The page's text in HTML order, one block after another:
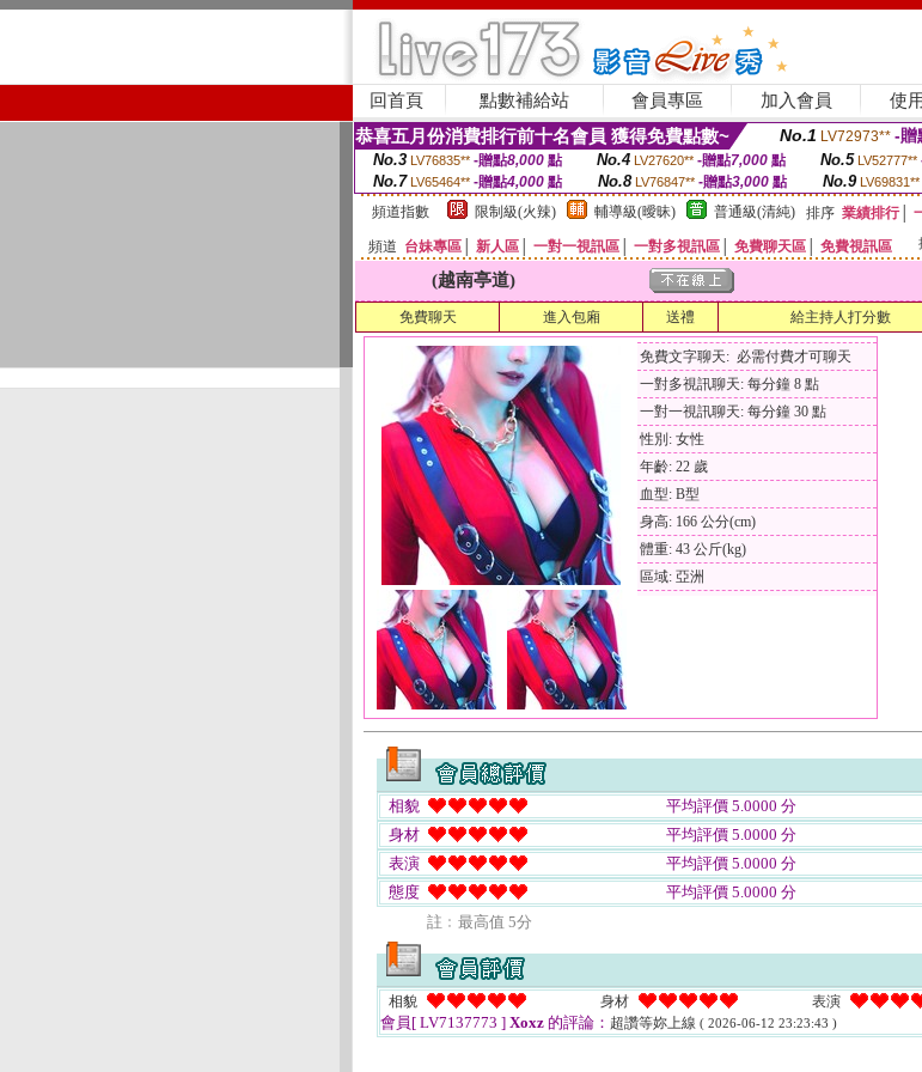
回首頁 點數補給站 會員專區 加入會員 使
恭喜五月份消費排行前十名會員 獲得免費點數~ No.1 LV72973** -贈
No.3 LV76835** -贈點8,000點 No.4 LV27620** -贈點7,000點 No.5 LV52777**
No.7 LV65464** -贈點4,000 點 No.8 LV76847** -贈點3,000 點 No.9 LV69831**
頻道指數
限制級(火辣) 輔導級(曖昧) 普通級(清純) 排序 業績排行│
頻道 台妹專區 新人區 一對一視訊區 一對多視訊區 免費聊天區 免費視訊區
(越南亭道)
免費聊天 進入包廂 送禮 給主持人打分數
免費文字聊天: 必需付費才可聊天
一對多視訊聊天: 每分鐘 8 點
一對一視訊聊天: 每分鐘 30 點
性別: 女性
年齡: 22 歲
血型: B型
身高: 166 公分(cm)
體重: 43 公斤(kg)
區域: 亞洲
相貌
平均評價 5.0000 分
身材
平均評價 5.0000 分
表演
平均評價 5.0000 分
態度
平均評價 5.0000 分
註﹕最高值 5分
相貌 身材 表演
會員[ LV7137773 ] Xoxz 的評論： 超讚等妳上線 ( 2026-06-12 23:23:43 )